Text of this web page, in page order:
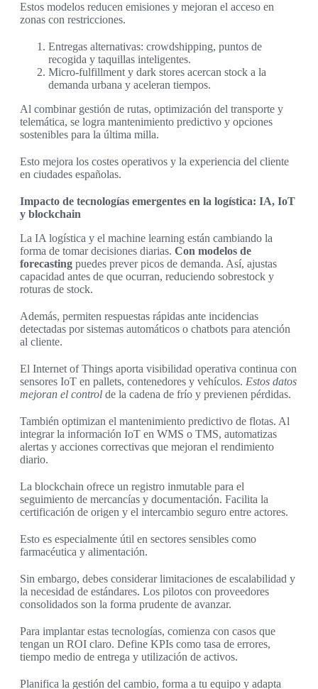
Estos modelos reducen emisiones y mejoran el acceso en
zonas con restricciones.
Entregas alternativas: crowdshipping, puntos de
recogida y taquillas inteligentes.
Micro-fulfillment y dark stores acercan stock a la
demanda urbana y aceleran tiempos.
Al combinar gestión de rutas, optimización del transporte y
telemática, se logra mantenimiento predictivo y opciones
sostenibles para la última milla.
Esto mejora los costes operativos y la experiencia del cliente
en ciudades españolas.
Impacto de tecnologías emergentes en la logística: IA, IoT
y blockchain
La IA logística y el machine learning están cambiando la
forma de tomar decisiones diarias. Con modelos de
forecasting puedes prever picos de demanda. Así, ajustas
capacidad antes de que ocurran, reduciendo sobrestock y
roturas de stock.
Además, permiten respuestas rápidas ante incidencias
detectadas por sistemas automáticos o chatbots para atención
al cliente.
El Internet of Things aporta visibilidad operativa continua con
sensores IoT en pallets, contenedores y vehículos. Estos datos
mejoran el control de la cadena de frío y previenen pérdidas.
También optimizan el mantenimiento predictivo de flotas. Al
integrar la información IoT en WMS o TMS, automatizas
alertas y acciones correctivas que mejoran el rendimiento
diario.
La blockchain ofrece un registro inmutable para el
seguimiento de mercancías y documentación. Facilita la
certificación de origen y el intercambio seguro entre actores.
Esto es especialmente útil en sectores sensibles como
farmacéutica y alimentación.
Sin embargo, debes considerar limitaciones de escalabilidad y
la necesidad de estándares. Los pilotos con proveedores
consolidados son la forma prudente de avanzar.
Para implantar estas tecnologías, comienza con casos que
tengan un ROI claro. Define KPIs como tasa de errores,
tiempo medio de entrega y utilización de activos.
Planifica la gestión del cambio, forma a tu equipo y adapta